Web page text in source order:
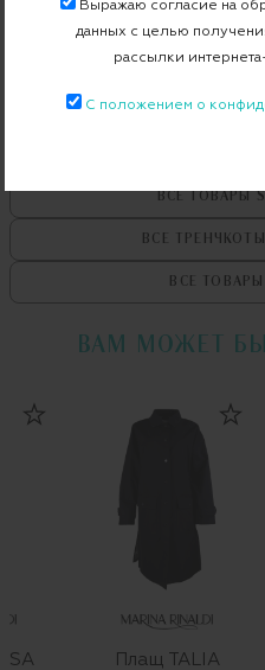
Примерка при доставке
ВСЕ ТОВАРЫ
ВСЕ ТРЕНЧКОТЫ
ВСЕ ТОВАРЫ
ВАМ МОЖЕТ
Плащ TALIA
Выражаю согласие на
данных с целью
рассылки
С положением о